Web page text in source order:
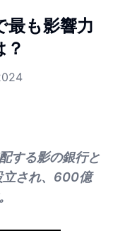
最も影響力
する影の銀行と
立され、600億